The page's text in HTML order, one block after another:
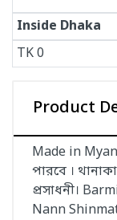
Inside Dhaka
TK0
Product
Made in
পারবে ।
প্রসাধনী।
Nann